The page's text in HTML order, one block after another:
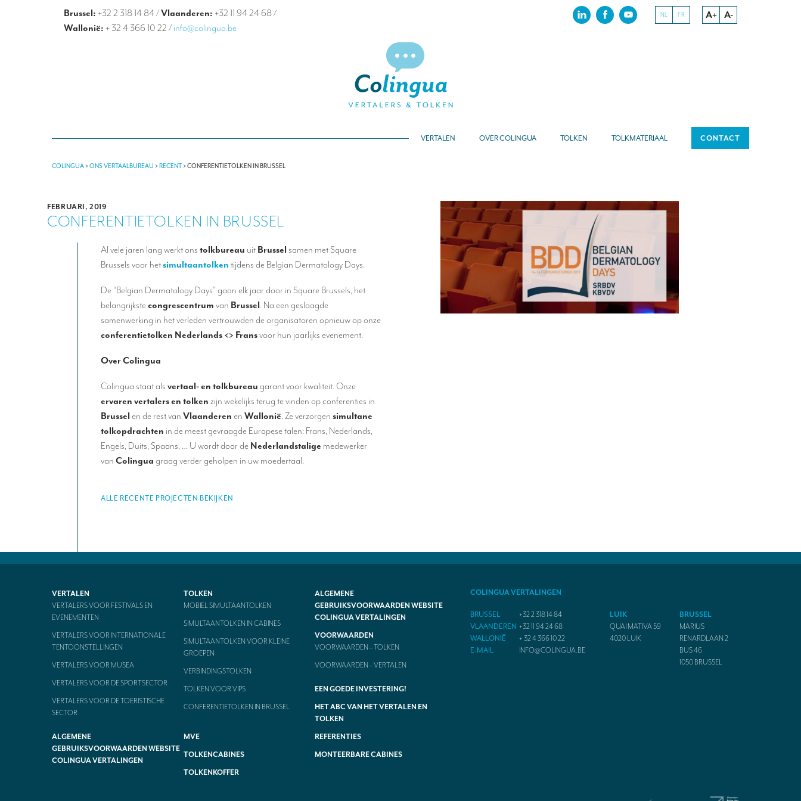
Brussel: +32 2 318 14 84/Vlaanderen: +32 11 94 24 68/
Wallonië: + 32 4 366 10 22 / info@colingua.be
A+ A-
NL FR
VERTALEN OVER COLINGUA TOLKEN TOLKMATERIAAL CONTACT
COLINGUA>ONS VERTAALBUREAU >RECENT>CONFERENTIETOLKEN IN BRUSSEL
FEBRUARI, 2019
CONFERENTIETOLKEN IN BRUSSEL
Al vele jaren lang werkt onstolkbureau uit Brusselsamen met Square
Brussels voor hetsimultaantolkentijdens de Belgian Dermatology Days.
De “Belgian Dermatology Days” gaan elk jaar door in Square Brussels, het
belangrijkstecongrescentrumvan Brussel. Na een geslaagde
samenwerking in het verleden vertrouwden de organisatoren opnieuw op onze
conferentietolken Nederlands <> Fransvoor hun jaarlijks evenement.
Over Colingua
Colingua staat alsvertaal- en tolkbureaugarant voor kwaliteit. Onze
ervaren vertalers en tolkenzijn wekelijks terug te vinden op conferenties in
Brusselen de rest vanVlaanderenenWallonië. Ze verzorgensimultane
tolkopdrachten in de meest gevraagde Europese talen: Frans, Nederlands,
Engels, Duits, Spaans, … U wordt door de Nederlandstalige medewerker
vanColinguagraag verder geholpen in uw moedertaal.
ALLE RECENTE PROJECTEN BEKIJKEN
VERTALEN
VERTALERS VOOR FESTIVALS EN
EVENEMENTEN
VERTALERS VOOR INTERNATIONALE
TENTOONSTELLINGEN
VERTALERS VOOR MUSEA
VERTALERS VOOR DE SPORTSECTOR
VERTALERS VOOR DE TOERISTISCHE
SECTOR
TOLKEN
MOBIEL SIMULTAANTOLKEN
SIMULTAANTOLKEN IN CABINES
SIMULTAANTOLKEN VOOR KLEINE
GROEPEN
VERBINDINGSTOLKEN
TOLKEN VOOR VIPS
CONFERENTIETOLKEN IN BRUSSEL
ALGEMENE
GEBRUIKSVOORWAARDEN WEBSITE
COLINGUA VERTALINGEN
VOORWAARDEN
VOORWAARDEN – TOLKEN
VOORWAARDEN – VERTALEN
EEN GOEDE INVESTERING!
HET ABC VAN HET VERTALEN EN
TOLKEN
ALGEMENE
GEBRUIKSVOORWAARDEN WEBSITE
COLINGUA VERTALINGEN
MVE
REFERENTIES
TOLKENCABINES
MONTEERBARE CABINES
TOLKENKOFFER
COLINGUA VERTALINGEN
BRUSSEL
+32 2 318 14 84
VLAANDEREN +32 11 94 24 68
WALLONIË
+ 32 4 366 10 22
E-MAIL
INFO@COLINGUA.BE
LUIK
QUAI MATIVA 59
4020LUIK
BRUSSEL
MARIUS
RENARDLAAN 2
BUS 46
1050BRUSSEL